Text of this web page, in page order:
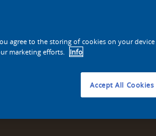
agree to the storing of cookies on your
marketing efforts.
Info
Accept All Cookies